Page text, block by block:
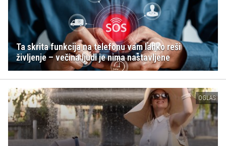
Ta skrita funkcija na telefonu vam lahko reši
življenje – večina ljudi je nima nastavljene
OGLAS